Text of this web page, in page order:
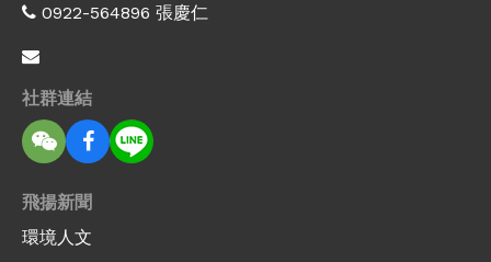
0922-564896 張慶仁
社群連結
飛揚新聞
環境人文